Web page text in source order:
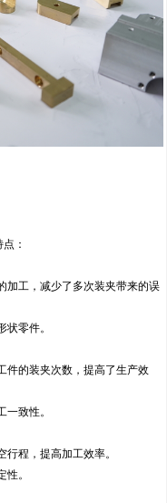
：
加工，减少了多次装夹带来的误
零件。
件的装夹次数，提高了生产效
致性。
程，提高加工效率。
。